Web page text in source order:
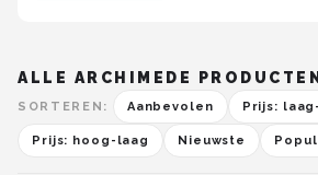
ALLE ARCHIMEDE PRODUCTEN
SORTEREN: Aanbevolen Prijs:
Prijs: hoog-laag Nieuwste